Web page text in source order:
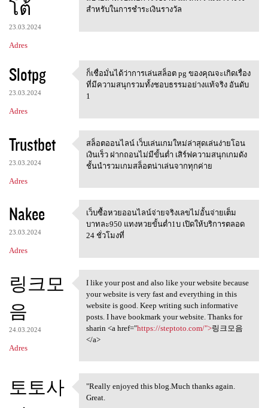
โต้
23.03.2024
Adres
สำหรับในการชำระเงินรางวัล
Slotpg
23.03.2024
Adres
ก็เชื่อมั่นได้ว่าการเล่นสล็อต
ก็เชื่อมั่นได้ว่าการเล่นสล็อต pg ของคุณจะเกิดเรื่อง
ที่มีความสนุกรวมทั้งชอบธรรมอย่างแท้จริง อันดับ
1
Trustbet
23.03.2024
Adres
สล็อตออนไลน์
สล็อตออนไลน์ เว็บเล่นเกมใหม่ล่าสุดเล่นง่ายโอน
เงินเร็ว ฝากถอนไม่มีขั้นต่ำ เสิร์ฟความสนุกเกมดัง
ชั้นนำรวมเกมสล็อตน่าเล่นจากทุกค่าย
Nakee
23.03.2024
Adres
เว็บซื้อหวยออนไลน์จ่ายจริงเลข
เว็บซื้อหวยออนไลน์จ่ายจริงเลขไม่อั้นจ่ายเต็ม
บาทละ950 แทงหวยขั้นต่ำ1บ เปิดให้บริการตลอด
24 ชั่วโมงที่
링크모
음
24.03.2024
Adres
I like your post and also
I like your post and also like your website because
your website is very fast and everything in this
website is good. Keep writing such informative
posts. I have bookmark your website. Thanks for
sharin <a href="https://steptoto.com/">링크모음
</a>
토토사
"Really enjoyed this blog
"Really enjoyed this blog.Much thanks again.
Great.